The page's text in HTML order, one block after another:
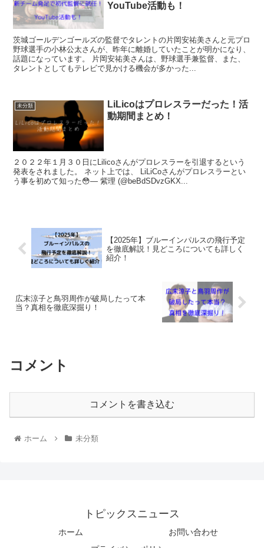
YouTube活動も！
茨城ゴールデンゴールズの監督でタレントの片岡安祐美さんと元プロ
野球選手の小林公太さんが、昨年に離婚していたことが明かになり、
話題になっています。 片岡安祐美さんは、野球選手兼監督、また、
タレントとしてもテレビで見かける機会が多かった...
未分類
LiLicoはプロレスラーだった！活
動期間まとめ！
２０２２年１月３０日にLilicoさんがプロレスラーを引退するという
発表をされました。 ネット上では、 LiLiCoさんがプロレスラーとい
う事を初めて知った😳— 紫理 (@beBdSDvzGKX...
【2025年】ブルーインパルスの飛行予定
を徹底解説！見どころについても詳しく
紹介！
広末涼子と鳥羽周作が破局したって本
当？真相を徹底深掘り！
コメント
コメントを書き込む
ホーム 未分類
トピックスニュース
ホーム
お問い合わせ